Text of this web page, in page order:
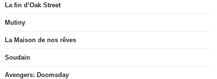
La fin d’Oak Street
Mutiny
La Maison de nos rêves
Soudain
Avengers: Doomsday